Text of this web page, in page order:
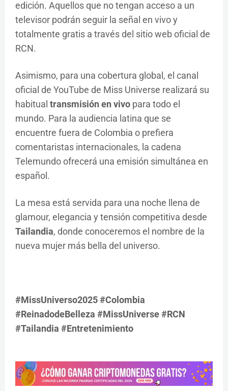
edición. Aquellos que no tengan acceso a un
televisor podrán seguir la señal en vivo y
totalmente gratis a través del sitio web oficial de
RCN.
Asimismo, para una cobertura global, el canal
oficial de YouTube de Miss Universe realizará su
habitual transmisión en vivo para todo el
mundo. Para la audiencia latina que se
encuentre fuera de Colombia o prefiera
comentaristas internacionales, la cadena
Telemundo ofrecerá una emisión simultánea en
español.
La mesa está servida para una noche llena de
glamour, elegancia y tensión competitiva desde
Tailandia, donde conoceremos el nombre de la
nueva mujer más bella del universo.
#MissUniverso2025 #Colombia
#ReinadodeBelleza #MissUniverse #RCN
#Tailandia #Entretenimiento